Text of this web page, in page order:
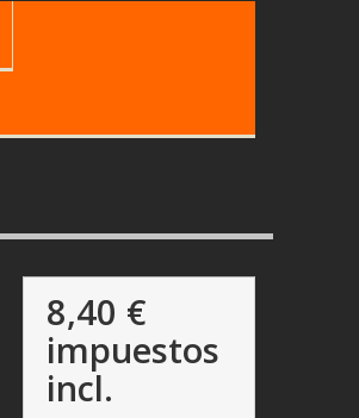
8,40 €
impuestos
incl.